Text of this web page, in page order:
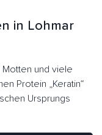
in Lohmar
und viele
Protein „Keratin“
Ursprungs